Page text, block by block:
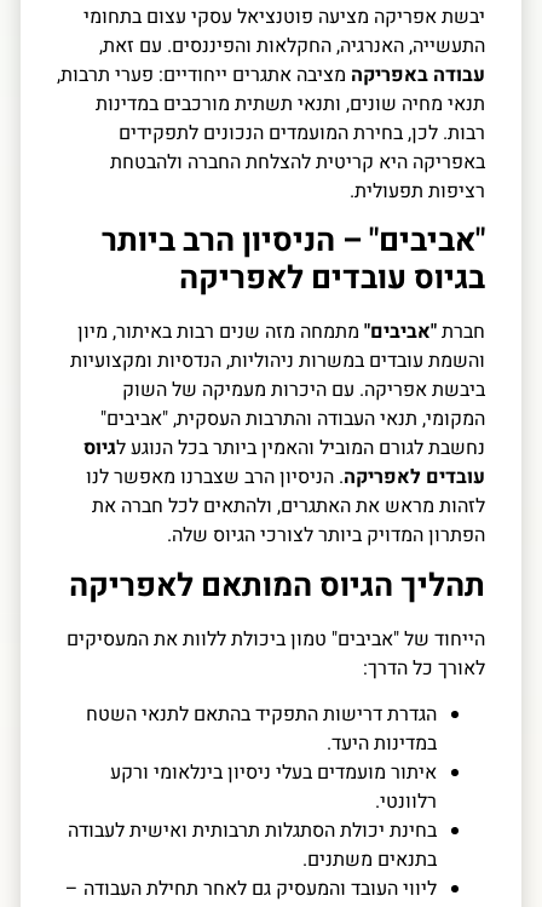
יבשת אפריקה מציעה פוטנציאל עסקי עצום בתחומי
התעשייה, האנרגיה, החקלאות והפיננסים. עם זאת,
עבודה באפריקה מציבה אתגרים ייחודיים: פערי תרבות,
תנאי מחיה שונים, ותנאי תשתית מורכבים במדינות
רבות. לכן, בחירת המועמדים הנכונים לתפקידים
באפריקה היא קריטית להצלחת החברה ולהבטחת
רציפות תפעולית.
"אביבים" – הניסיון הרב ביותר
בגיוס עובדים לאפריקה
חברת"אביבים"מתמחה מזה שנים רבות באיתור, מיון
והשמת עובדים במשרות ניהוליות, הנדסיות ומקצועיות
ביבשת אפריקה. עם היכרות מעמיקה של השוק
המקומי, תנאי העבודה והתרבות העסקית, "אביבים"
נחשבת לגורם המוביל והאמין ביותר בכל הנוגע לגיוס
עובדים לאפריקה. הניסיון הרב שצברנו מאפשר לנו
לזהות מראש את האתגרים, ולהתאים לכל חברה את
הפתרון המדויק ביותר לצורכי הגיוס שלה.
תהליך הגיוס המותאם לאפריקה
הייחוד של "אביבים" טמון ביכולת ללוות את המעסיקים
לאורך כל הדרך:
הגדרת דרישות התפקיד בהתאם לתנאי השטח
במדינות היעד.
איתור מועמדים בעלי ניסיון בינלאומי ורקע
רלוונטי.
בחינת יכולת הסתגלות תרבותית ואישית לעבודה
בתנאים משתנים.
ליווי העובד והמעסיק גם לאחר תחילת העבודה –